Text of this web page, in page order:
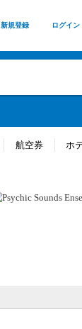
新規登録 ログイン
航空券 ホ